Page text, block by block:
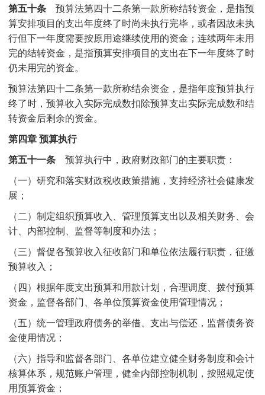
第五十条预算法第四十二条第一款所称结转资金，是指预
算安排项目的支出年度终了时尚未执行完毕，或者因故未执
行但下一年度需要按原用途继续使用的资金；连续两年未用
完的结转资金，是指预算安排项目的支出在下一年度终了时
仍未用完的资金。
预算法第四十二条第一款所称结余资金，是指年度预算执行
终了时，预算收入实际完成数扣除预算支出实际完成数和结
转资金后剩余的资金。
第四章 预算执行
第五十一条预算执行中，政府财政部门的主要职责：
（一）研究和落实财政税收政策措施，支持经济社会健康发
展；
（二）制定组织预算收入、管理预算支出以及相关财务、会
计、内部控制、监督等制度和办法；
（三）督促各预算收入征收部门和单位依法履行职责，征缴
预算收入；
（四）根据年度支出预算和用款计划，合理调度、拨付预算
资金，监督各部门、各单位预算资金使用管理情况；
（五）统一管理政府债务的举借、支出与偿还，监督债务资
金使用情况；
（六）指导和监督各部门、各单位建立健全财务制度和会计
核算体系，规范账户管理，健全内部控制机制，按照规定使
用预算资金；